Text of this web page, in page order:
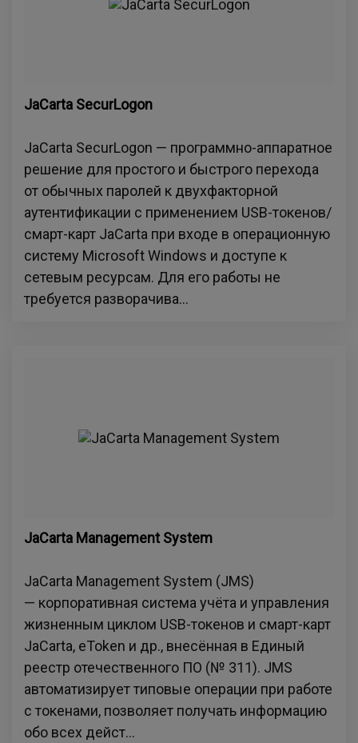
JaCarta SecurLogon
JaCarta SecurLogon — программно-аппаратное
решение для простого и быстрого перехода
от обычных паролей к двухфакторной
аутентификации с применением USB-токенов/
смарт-карт JaCarta при входе в операционную
систему Microsoft Windows и доступе к
сетевым ресурсам. Для его работы не
требуется разворачива...
JaCarta Management System
JaCarta Management System (JMS)
— корпоративная система учёта и управления
жизненным циклом USB-токенов и смарт-карт
JaCarta, eToken и др., внесённая в Единый
реестр отечественного ПО (№ 311). JMS
автоматизирует типовые операции при работе
с токенами, позволяет получать информацию
обо всех дейст...